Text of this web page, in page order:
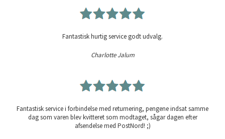
Fantastisk hurtig service godt udvalg.
Charlotte Jalum
Fantastisk service i forbindelse med returnering, pengene indsat samme
dag som varen blev kvitteret som modtaget, sågar dagen efter
afsendelse med PostNord! ;)